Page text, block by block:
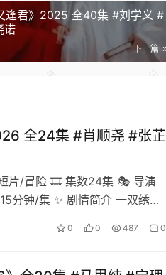
逢君》2025 全40集 #刘学义 #
诺
下一篇
全24集 #肖顺尧 #张芷
片/冒险 🎞️ 集数24集 🎭 导演
分钟/集 ✨ 剧情简介 一双绣花
0 0 487 0